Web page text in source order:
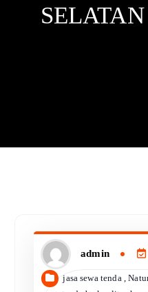
SELATAN
admin
jasa sewa tenda ,